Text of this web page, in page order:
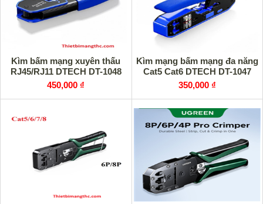
Kìm bấm mạng xuyên thấu
RJ45/RJ11 DTECH DT-1048
450,000 ₫
Kìm mạng bấm mạng đa năng
Cat5 Cat6 DTECH DT-1047
350,000 ₫